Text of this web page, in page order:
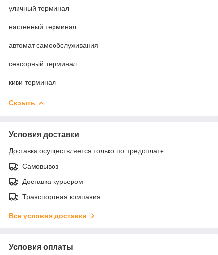
уличный терминал
настенный терминал
автомат самообслуживания
сенсорный терминал
киви терминал
Скрыть
Условия доставки
Доставка осуществляется только по предоплате.
Самовывоз
Доставка курьером
Транспортная компания
Все условия доставки
Условия оплаты